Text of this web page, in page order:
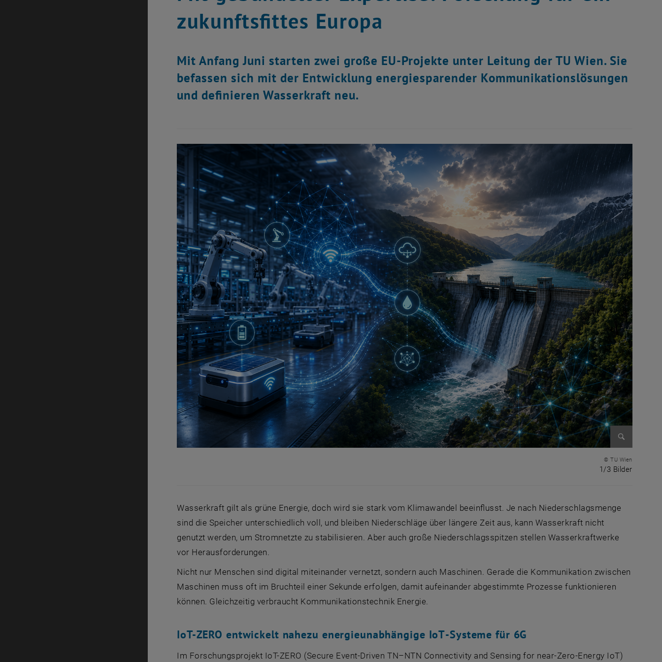
zukunftsfittes Europa
Mit Anfang Juni starten zwei große EU-Projekte unter Leitung der TU Wien. Sie
befassen sich mit der Entwicklung energiesparender Kommunikationslösungen
und definieren Wasserkraft neu.
© TU Wien
1/3 Bilder
Wasserkraft gilt als grüne Energie, doch wird sie stark vom Klimawandel beeinflusst. Je nach Niederschlagsmenge
sind die Speicher unterschiedlich voll, und bleiben Niederschläge über längere Zeit aus, kann Wasserkraft nicht
genutzt werden, um Stromnetzte zu stabilisieren. Aber auch große Niederschlagsspitzen stellen Wasserkraftwerke
vor Herausforderungen.
Nicht nur Menschen sind digital miteinander vernetzt, sondern auch Maschinen. Gerade die Kommunikation zwischen
Maschinen muss oft im Bruchteil einer Sekunde erfolgen, damit aufeinander abgestimmte Prozesse funktionieren
können. Gleichzeitig verbraucht Kommunikationstechnik Energie.
IoT-ZERO entwickelt nahezu energieunabhängige IoT-Systeme für 6G
Im Forschungsprojekt IoT-ZERO (Secure Event-Driven TN–NTN Connectivity and Sensing for near-Zero-Energy IoT)